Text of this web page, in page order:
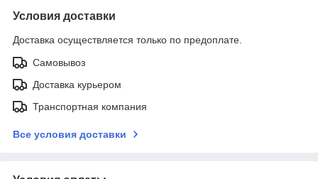
Условия доставки
Доставка осуществляется только по предоплате.
Самовывоз
Доставка курьером
Транспортная компания
Все условия доставки